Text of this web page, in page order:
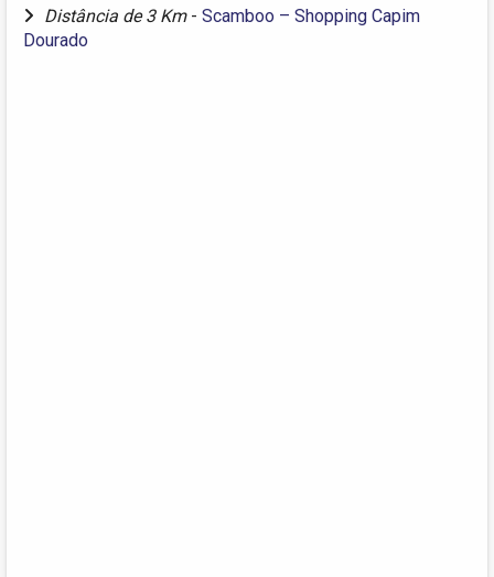
Distância de 3 Km - Scamboo – Shopping Capim
Dourado